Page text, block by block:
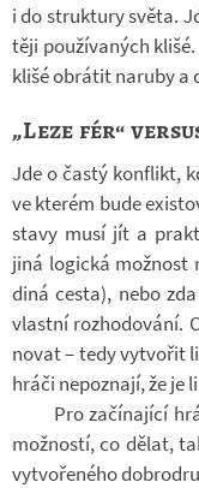
i do struk­tury světa.
těji po­u­ží­va­ných
klišé ob­rá­tit na­ruby a
„Leze fér“
Jde o častý kon­flikt,
ve kte­rém bude
stavy musí jít a
jiná lo­gická mož­nost
diná cesta), nebo
vlastní roz­ho­do­vání.
no­vat – tedy vy­tvo­řit
hráči ne­po­znají, že je
Pro za­čí­na­jící
mož­ností, co dělat,
vy­tvo­ře­ného